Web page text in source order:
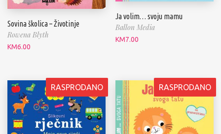
Sovina školica – Životinje
Rowena Blyth
KM6.00
Ja volim… svoju mamu
Ballon Media
KM7.00
RASPRODANO RASPRODANO